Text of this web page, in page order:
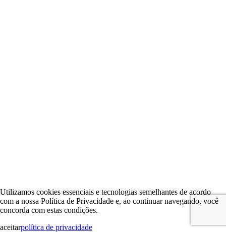
Utilizamos cookies essenciais e tecnologias semelhantes de acordo
com a nossa Política de Privacidade e, ao continuar navegando, você
concorda com estas condições.
aceitarpolítica de privacidade